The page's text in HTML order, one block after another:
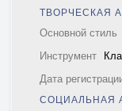
ТВОРЧЕСКАЯ
Основной стиль
Инструмент
Дата
СОЦИАЛЬНАЯ